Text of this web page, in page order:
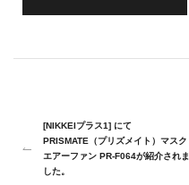
[NIKKEIプラス1] にて
PRISMATE（プリズメイト）マスク
エアーファン PR-F064が紹介されま
した。